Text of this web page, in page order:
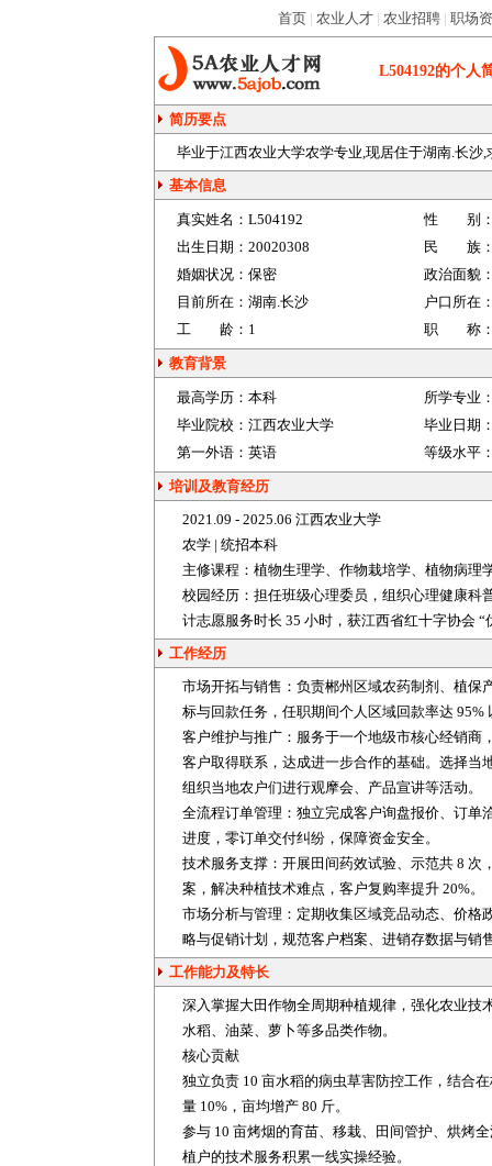
首页 | 农业人才 | 农业招聘 | 职场
L504192的个人
简历要点
毕业于江西农业大学农学专业,现居住于湖南.长沙
基本信息
真实姓名： L504192
性 别
出生日期： 20020308
民 族
婚姻状况： 保密
政治面貌
目前所在： 湖南.长沙
户口所在
工 龄： 1 职 称
教育背景
最高学历： 本科
所学专业
毕业院校： 江西农业大学
毕业日期
第一外语： 英语 等级水平
培训及教育经历
2021.09 - 2025.06 江西农业大学
农学 | 统招本科
主修课程：植物生理学、作物栽培学、植物病
校园经历：担任班级心理委员，组织心理健康科
计志愿服务时长 35 小时，获江西省红十字协会 “
工作经历
市场开拓与销售：负责郴州区域农药制剂、植保
标与回款任务，任职期间个人区域回款率达 95%
客户维护与推广：服务于一个地级市核心经销商
客户取得联系，达成进一步合作的基础。选择当
组织当地农户们进行观摩会、产品宣讲等活动。
全流程订单管理：独立完成客户询盘报价、订单
进度，零订单交付纠纷，保障资金安全。
技术服务支撑：开展田间药效试验、示范共 8
案，解决种植技术难点，客户复购率提升 20%。
市场分析与管理：定期收集区域竞品动态、价格
略与促销计划，规范客户档案、进销存数据与销
工作能力及特长
深入掌握大田作物全周期种植规律，强化农业技
水稻、油菜、萝卜等多品类作物。
核心贡献
独立负责 10 亩水稻的病虫草害防控工作，结合
量 10%，亩均增产 80 斤。
参与 10 亩烤烟的育苗、移栽、田间管护、烘烤
植户的技术服务积累一线实操经验。